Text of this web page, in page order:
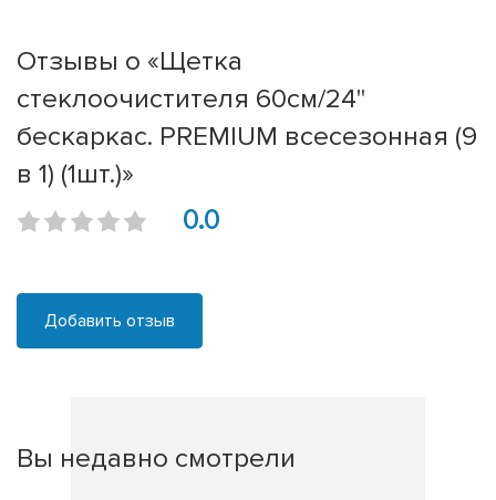
Отзывы о «Щетка
стеклоочистителя 60см/24''
бескаркас. PREMIUM всесезонная (9
в 1) (1шт.)»
0.0
Добавить отзыв
Вы недавно смотрели